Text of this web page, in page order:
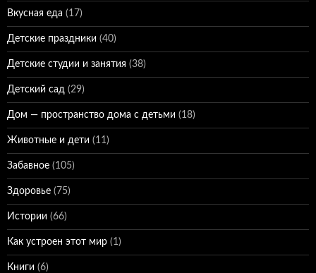
Вкусная еда (17)
Детские праздники (40)
Детские студии и занятия (38)
Детский сад (29)
Дом — пространство дома с детьми (18)
Животные и дети (11)
Забавное (105)
Здоровье (75)
Истории (66)
Как устроен этот мир (1)
Книги (6)